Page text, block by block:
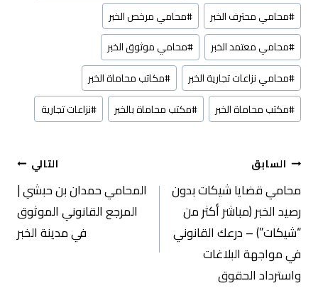
#محامي محترف الخبر #محامي مرخص الخبر
#محامي معتمد الخبر #محامي موثوق الخبر
#محامي نزاعات تجارية الخبر #مكاتب محاماة الخبر
#مكتب محاماة الخبر #مكتب محاماة بالخبر #نزاعات تجارية
تصفّح
المقالات
السابق
محامي قضايا شيكات بدون
رصيد الخبر (مباشر أكثر من
“شيكات”) – درعك القانوني
في مواجهة البلاغات
واسترداد الحقوق
التالي
المحامي حمدان بن حبشي |
المرجع القانوني الموثوق
في مدينة الخبر